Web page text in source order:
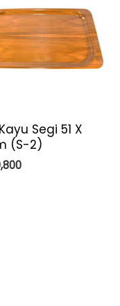
Segi 51 X
(S-2)